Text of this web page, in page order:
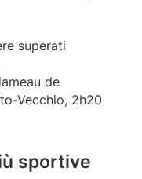
superati
de
Vecchio, 2h20
sportive